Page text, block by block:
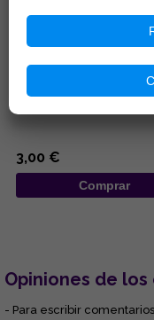
COLGANTE DE MADERA
DISEÑO MANO DE
COLORES Y OJOS
3,00 €
Comprar
Opiniones de
- Para escribir